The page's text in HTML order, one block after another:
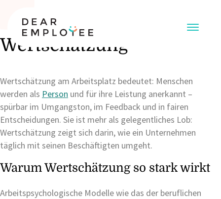
Wertschätzung
Wertschätzung am Arbeitsplatz bedeutet: Menschen
werden als Person und für ihre Leistung anerkannt –
spürbar im Umgangston, im Feedback und in fairen
Entscheidungen. Sie ist mehr als gelegentliches Lob:
Wertschätzung zeigt sich darin, wie ein Unternehmen
täglich mit seinen Beschäftigten umgeht.
Warum Wertschätzung so stark wirkt
Arbeitspsychologische Modelle wie das der beruflichen